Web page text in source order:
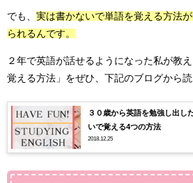
でも、 実は書かないで単語を覚える方法
られるんです。
２年で英語が話せるようになった私が教
覚える方法」をぜひ、下記のブログから読
３０歳から英語を勉強し出し
いで覚える4つの方法
2018.12.25